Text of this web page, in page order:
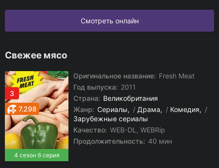
Смотреть онлайн
Свежее мясо
3
4 сезон 6 серия
7.298
Оригинальное название: Fresh Meat
Год выпуска: 2011
Страна: Великобритания
Жанр: Сериалы / Драма / Комедия
/
Зарубежные сериалы
Качество: WEB-DL, WEBRip
Продолжительность: 40 мин